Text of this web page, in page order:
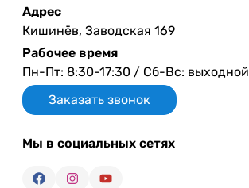
Адрес
Кишинёв, Заводская 169
Рабочее время
Пн-Пт: 8:30-17:30 / Сб-Вс: выходной
Заказать звонок
Мы в социальных сетях